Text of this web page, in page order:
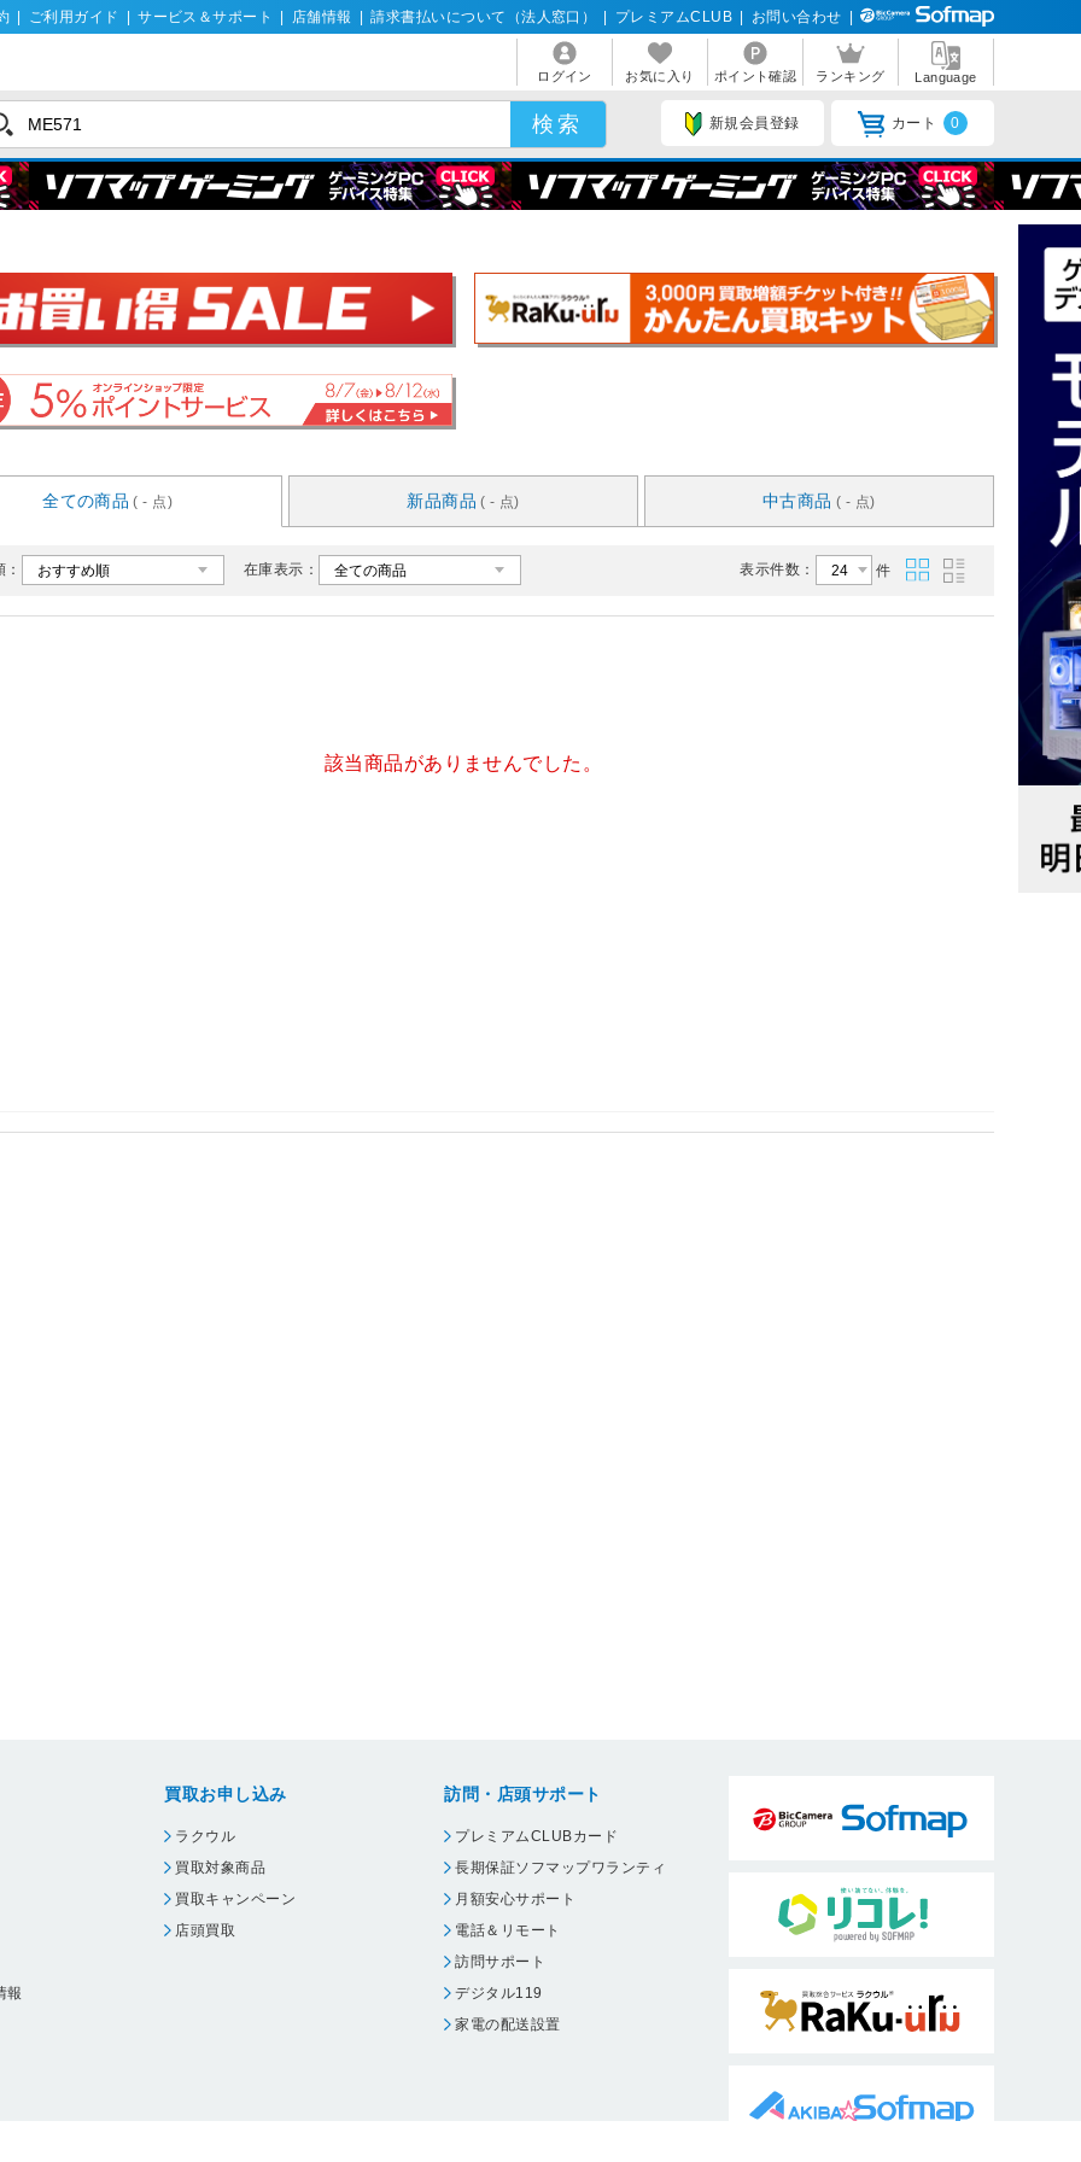
ご利用ガイド サービス＆サポート 店舗情報 請求書払いについて（法人窓口） プレミアムCLUB お問い合わせ
ログイン お気に入り ポイント確認 ランキング Language
新規会員登録 カート 0
全ての商品 ( - 点) 新品商品 ( - 点) 中古商品 ( - 点)
在庫表示： 表示件数： 件
該当商品がありませんでした。
報
買取お申し込み
ラクウル
買取対象商品
買取キャンペーン
店頭買取
訪問・店頭サポート
プレミアムCLUBカード
長期保証ソフマップワランティ
月額安心サポート
電話＆リモート
訪問サポート
デジタル119
家電の配送設置